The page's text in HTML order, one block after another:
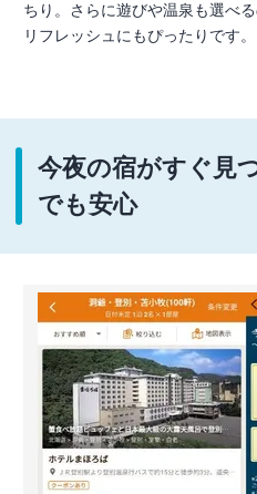
ちり。さらに遊びや温泉も選べ
リフレッシュにもぴったりです。
今夜の宿がすぐ見
でも安心